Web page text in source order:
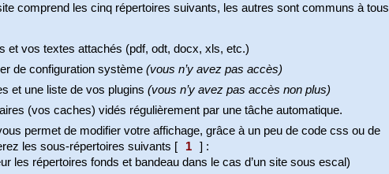
comprend les cinq répertoires suivants, les autres sont communs à tous
et vos textes attachés (pdf, odt, docx, xls, etc.)
de configuration système(vous n’y avez pas accès)
et une liste de vos plugins (vous n’y avez pas accès non plus)
(vos caches) vidés régulièrement par une tâche automatique.
permet de modifier votre affichage, grâce à un peu de code css ou de
les sous-répertoires suivants [ 1 ] :
les répertoires fonds et bandeau dans le cas d’un site sous escal)